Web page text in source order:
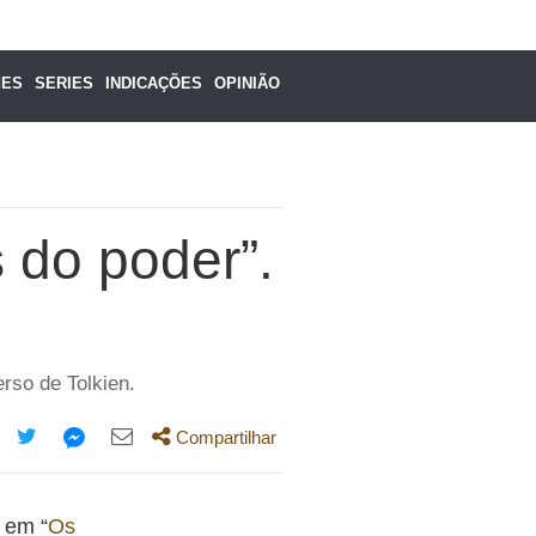
SERIES INDICAÇÕES OPINIÃO
poder”.
de Tolkien.
Compartilhe
esta
Compartilhe
Compartilhe
Compartilhar
“Os